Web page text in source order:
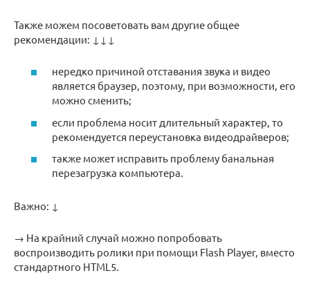
Также можем посоветовать вам другие общее
рекомендации: ↓↓↓
нередко причиной отставания звука и видео
является браузер, поэтому, при возможности, его
можно сменить;
если проблема носит длительный характер, то
рекомендуется переустановка видеодрайверов;
также может исправить проблему банальная
перезагрузка компьютера.
Важно: ↓
→ На крайний случай можно попробовать
воспроизводить ролики при помощи Flash Player, вместо
стандартного HTML5.